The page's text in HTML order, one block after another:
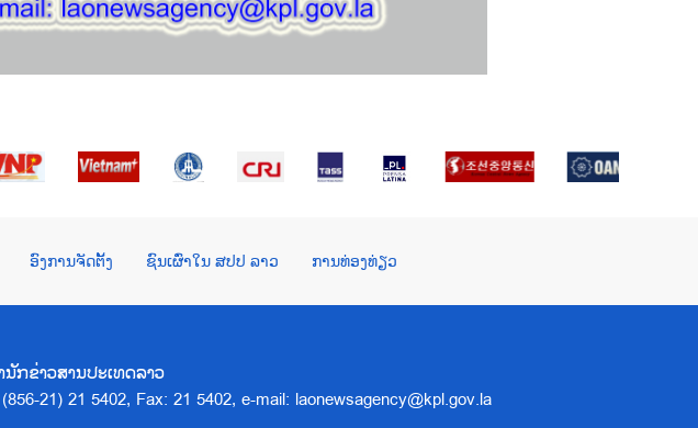
ອົງການຈັດຕັ້ງ ຊົນເຜົ່າໃນ ສປປ ລາວ ການທ່ອງທ່ຽວ
ກຂ່າວສານປະເທດລາວ
21) 21 5402, Fax: 21 5402, e-mail: laonewsagency@kpl.gov.la